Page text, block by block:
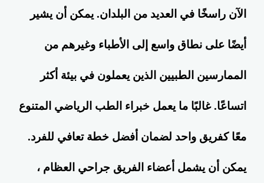
الآن راسخًا في العديد من البلدان. يمكن أن يشير
أيضًا على نطاق واسع إلى الأطباء وغيرهم من
الممارسين الطبيين الذين يعملون في بيئة أكثر
اتساعًا. غالبًا ما يعمل خبراء الطب الرياضي المتنوع
معًا كفريق واحد لضمان أفضل خطة تعافي للفرد.
يمكن أن يشمل أعضاء الفريق جراحي العظام ،